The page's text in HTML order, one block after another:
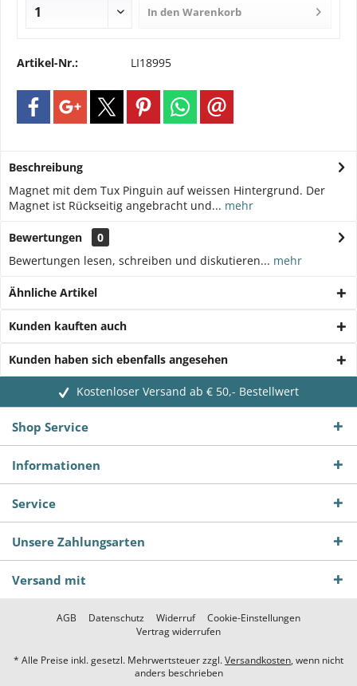
In den Warenkorb
Artikel-Nr.: LI18995
Beschreibung
Magnet mit dem Tux Pinguin auf weissen Hintergrund. Der
Magnet ist Rückseitig angebracht und... mehr
Bewertungen
0
Bewertungen lesen, schreiben und diskutieren... mehr
Ähnliche Artikel
Kunden kauften auch
Kunden haben sich ebenfalls angesehen
Kostenloser Versand ab € 50,- Bestellwert
Shop Service
Informationen
Service
Unsere Zahlungsarten
Versand mit
AGB Datenschutz Widerruf
Cookie-Einstellungen
Vertrag widerrufen
* Alle Preise inkl. gesetzl. Mehrwertsteuer zzgl.Versandkosten, wenn nicht
anders beschrieben